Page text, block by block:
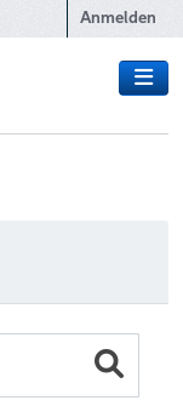
Anmelden